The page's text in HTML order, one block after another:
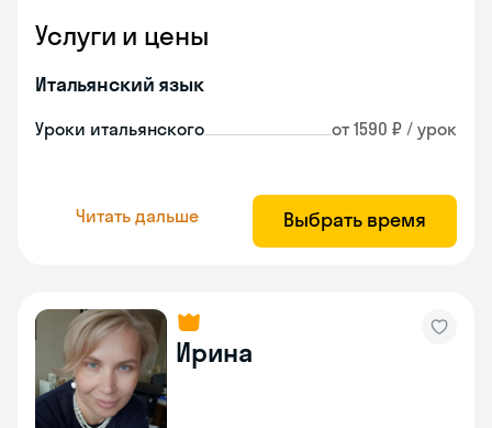
Услуги и цены
Итальянский язык
Уроки итальянского от 1590 ₽ / урок
Читать дальше Выбрать время
Ирина